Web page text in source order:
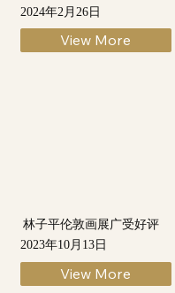
2024年2月26日
View More
林子平伦敦画展广受好评
2023年10月13日
View More